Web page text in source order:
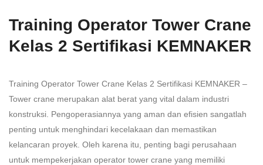
Training Operator Tower Crane
Kelas 2 Sertifikasi KEMNAKER
Training Operator Tower Crane Kelas 2 Sertifikasi KEMNAKER –
Tower crane merupakan alat berat yang vital dalam industri
konstruksi. Pengoperasiannya yang aman dan efisien sangatlah
penting untuk menghindari kecelakaan dan memastikan
kelancaran proyek. Oleh karena itu, penting bagi perusahaan
untuk mempekerjakan operator tower crane yang memiliki